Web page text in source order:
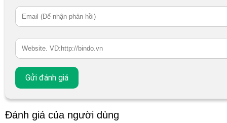
Đánh giá của người dùng